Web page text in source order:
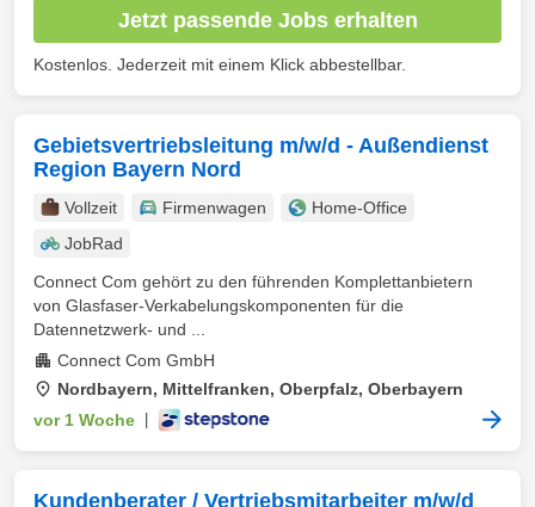
Jetzt passende Jobs erhalten
Kostenlos. Jederzeit mit einem Klick abbestellbar.
Gebietsvertriebsleitung m/w/d - Außendienst
Region Bayern Nord
Vollzeit Firmenwagen
Home-Office
JobRad
Connect Com gehört zu den führenden Komplettanbietern
von Glasfaser-Verkabelungskomponenten für die
Datennetzwerk- und ...
Connect Com GmbH
Nordbayern, Mittelfranken, Oberpfalz, Oberbayern
vor 1 Woche
Kundenberater / Vertriebsmitarbeiter m/w/d